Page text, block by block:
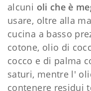
alcuni oli che è
usare, oltre alla
cucina a basso
cotone, olio di
cocco e di palma
saturi, mentre l'
contenere residui